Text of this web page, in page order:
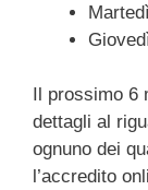
Il prossimo 6
dettagli al
ognuno dei
l’accredito